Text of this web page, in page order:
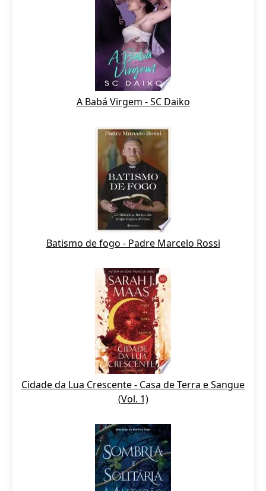
A Babá Virgem - SC Daiko
Batismo de fogo - Padre Marcelo Rossi
Cidade da Lua Crescente - Casa de Terra e Sangue
(Vol. 1)